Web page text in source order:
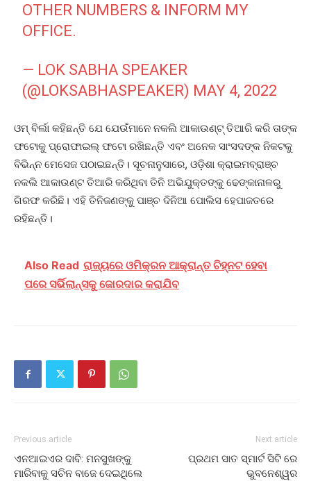
OTHER NUMBERS & INFORM MY
OFFICE.
— LOK SABHA SPEAKER
(@LOKSABHASPEAKER) MAY 4, 2022
ଓମ୍ ବିର୍ଲା କହିଛନ୍ତି ଯେ ଯେଉଁମାନେ ନକଲି ଆକାଉଣ୍ଟ୍ ତିଆରି କରି ତାଙ୍କ
ଫଟୋକୁ ପ୍ରୋଫାଇଲ୍ ଫଟୋ ରଖିଛନ୍ତି ଏବଂ ଅନେକ ସାଂସଦଙ୍କ ନିକଟକୁ
ବିଭିନ୍ନ ମେସେଜ ପଠାଇଛନ୍ତି। ସୂଚନାନୁସାରେ, ଓଡ଼ିଶା କ୍ରାଇମବ୍ରାଞ୍ଚ
ନକଲି ଆକାଉଣ୍ଟ ତିଆରି କରିଥିବା ତିନି ଅଭିଯୁକ୍ତଙ୍କୁ ଢେଙ୍କାନାଳରୁ
ଗିରଫ କରିଛି। ଏହି ତିନିଜଣଙ୍କୁ ପାଞ୍ଚ ଦିନିଆ ପୋଲିସ ହେପାଜତରେ
ରହିଛନ୍ତି।
Also Read ରାଜ୍ୟରେ ଓମିକ୍ରନ ଆକ୍ରାନ୍ତ ଚିହ୍ନଟ ହେବା
ପରେ ସର୍ଭିଲାନ୍ସକୁ ଜୋରଦାର କରାଯିବ
Previous article
ଏନଆଇଏର ଦାବି: ମନସୁଖଙ୍କୁ
ମାରିବାକୁ ସଚିନ ବାଜେ ଦେଇଥିଲେ
Next article
ପ୍ରଥମ ସାତ ସ୍ମାର୍ଟ ସିଟି ରେ
ଭୁବନେଶ୍ୱର